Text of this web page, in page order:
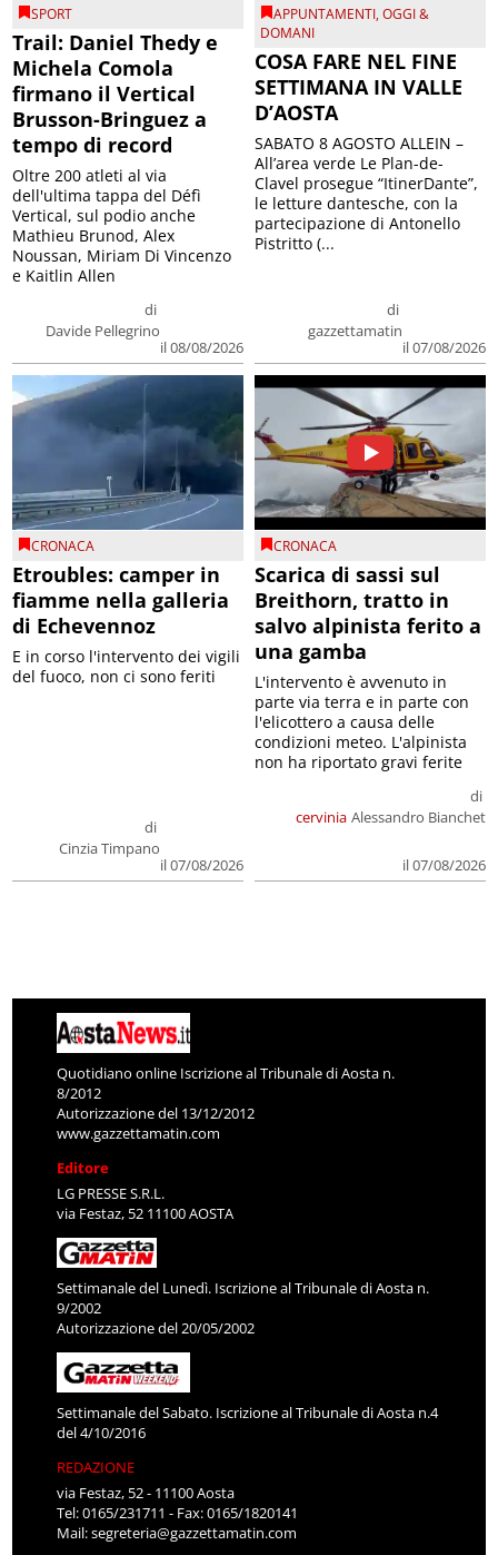
SPORT
Trail: Daniel Thedy e
Michela Comola
firmano il Vertical
Brusson-Bringuez a
tempo di record
di
Davide Pellegrino
il 08/08/2026
Oltre 200 atleti al via
dell'ultima tappa del Défì
Vertical, sul podio anche
Mathieu Brunod, Alex
Noussan, Miriam Di Vincenzo
e Kaitlin Allen
APPUNTAMENTI,OGGI &
DOMANI
COSA FARE NEL FINE
SETTIMANA IN VALLE
D’AOSTA
di
gazzettamatin
il 07/08/2026
SABATO 8 AGOSTO ALLEIN –
All’area verde Le Plan-de-
Clavel prosegue “ItinerDante”,
le letture dantesche, con la
partecipazione di Antonello
Pistritto (...
CRONACA
Etroubles: camper in
fiamme nella galleria
di Echevennoz
di
Cinzia Timpano
il 07/08/2026
E in corso l'intervento dei vigili
del fuoco, non ci sono feriti
CRONACA
Scarica di sassi sul
Breithorn, tratto in
salvo alpinista ferito a
una gamba
cervinia
di
Alessandro Bianchet
il 07/08/2026
L'intervento è avvenuto in
parte via terra e in parte con
l'elicottero a causa delle
condizioni meteo. L'alpinista
non ha riportato gravi ferite
Quotidiano online Iscrizione al Tribunale di Aosta n.
8/2012
Autorizzazione del 13/12/2012
www.gazzettamatin.com
Editore
LG PRESSE S.R.L.
via Festaz, 52 11100 AOSTA
Settimanale del Lunedì. Iscrizione al Tribunale di Aosta n.
9/2002
Autorizzazione del 20/05/2002
Settimanale del Sabato. Iscrizione al Tribunale di Aosta n.4
del 4/10/2016
REDAZIONE
via Festaz, 52 - 11100 Aosta
Tel: 0165/231711 - Fax: 0165/1820141
Mail:segreteria@gazzettamatin.com